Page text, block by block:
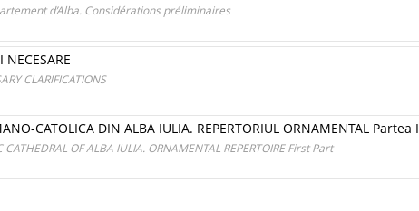
d’Alba. Considérations préliminaires
NECESARE
CLARIFICATIONS
CATOLICA DIN ALBA IULIA. REPERTORIUL ORNAMENTAL Partea I
OF ALBA IULIA. ORNAMENTAL REPERTOIRE First Part